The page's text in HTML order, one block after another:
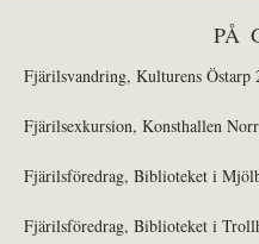
PÅ
Fjärilsvandring, Kulturens Östarp
Fjärilsexkursion, Konsthallen
Fjärilsföredrag, Biblioteket i
Fjärilsföredrag, Biblioteket i